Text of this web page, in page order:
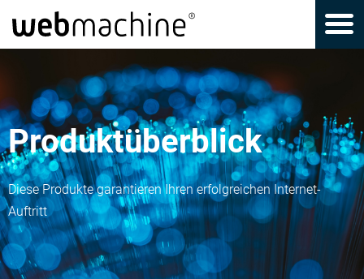
Produktüberblick
Diese Produkte garantieren Ihren erfolgreichen Internet-
Auftritt